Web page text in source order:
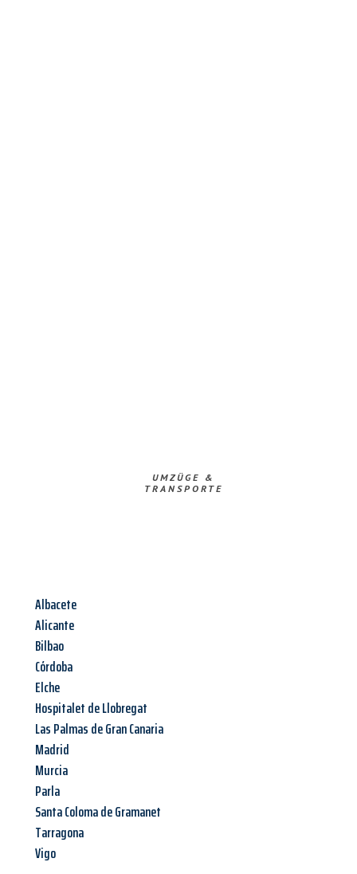
UMZÜGE &
TRANSPORTE
Albacete
Alicante
Bilbao
Córdoba
Elche
Hospitalet de Llobregat
Las Palmas de Gran Canaria
Madrid
Murcia
Parla
Santa Coloma de Gramanet
Tarragona
Vigo